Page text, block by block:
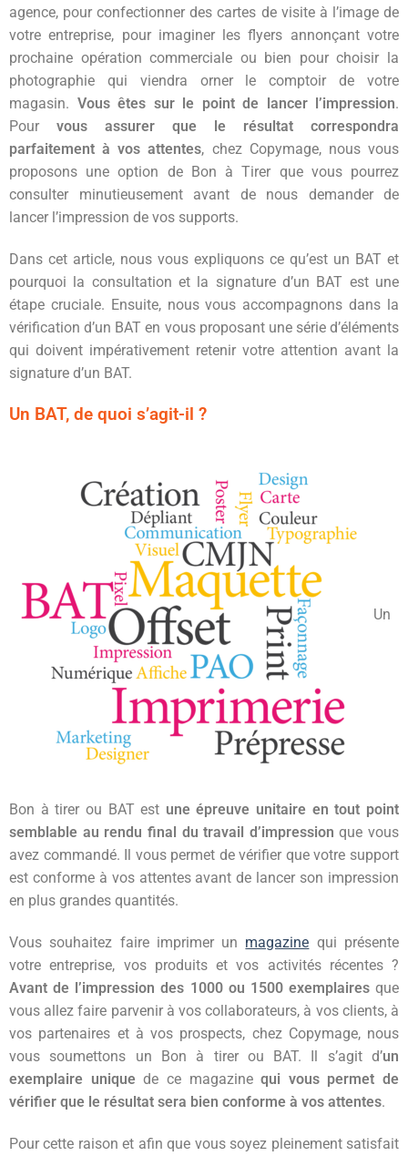
agence, pour confectionner des cartes de visite à l’image de
votre entreprise, pour imaginer les flyers annonçant votre
prochaine opération commerciale ou bien pour choisir la
photographie qui viendra orner le comptoir de votre
magasin. Vous êtes sur le point de lancer l’impression.
Pour vous assurer que le résultat correspondra
parfaitement à vos attentes, chez Copymage, nous vous
proposons une option de Bon à Tirer que vous pourrez
consulter minutieusement avant de nous demander de
lancer l’impression de vos supports.
Dans cet article, nous vous expliquons ce qu’est un BAT et
pourquoi la consultation et la signature d’un BAT est une
étape cruciale. Ensuite, nous vous accompagnons dans la
vérification d’un BAT en vous proposant une série d’éléments
qui doivent impérativement retenir votre attention avant la
signature d’un BAT.
Un BAT, de quoi s’agit-il ?
Un
Bon à tirer ou BAT est une épreuve unitaire en tout point
semblable au rendu final du travail d’impressionque vous
avez commandé. Il vous permet de vérifier que votre support
est conforme à vos attentes avant de lancer son impression
en plus grandes quantités.
Vous souhaitez faire imprimer un magazine qui présente
votre entreprise, vos produits et vos activités récentes ?
Avant de l’impression des 1000 ou 1500 exemplairesque
vous allez faire parvenir à vos collaborateurs, à vos clients, à
vos partenaires et à vos prospects, chez Copymage, nous
vous soumettons un Bon à tirer ou BAT. Il s’agit d’un
exemplaire unique de ce magazinequi vous permet de
vérifier que le résultat sera bien conforme à vos attentes.
Pour cette raison et afin que vous soyez pleinement satisfait